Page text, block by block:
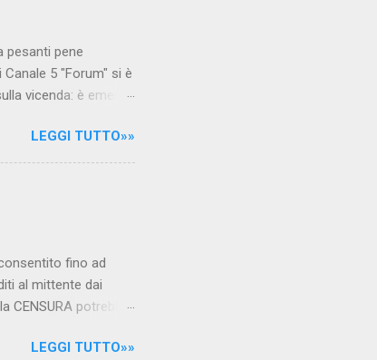
pesanti pene
5 "Forum" si è
vicenda: è emerso
su Facebook
LEGGI TUTTO»»
fino ad
al mittente dai
CENSURA potrebbe
governo non c'è più
LEGGI TUTTO»»